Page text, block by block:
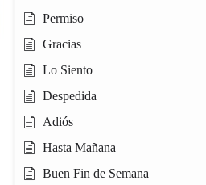
Permiso
Gracias
Lo Siento
Despedida
Adiós
Hasta Mañana
Buen Fin de Semana